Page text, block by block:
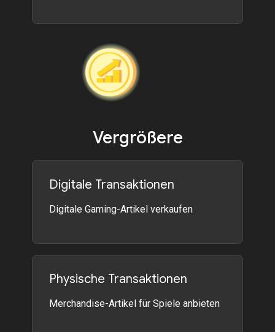
Vergrößere
Digitale Transaktionen
Digitale Gaming-Artikel verkaufen
Physische Transaktionen
Merchandise-Artikel für Spiele anbieten